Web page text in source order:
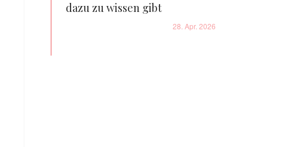
dazu zu wissen gibt
28. Apr. 2026